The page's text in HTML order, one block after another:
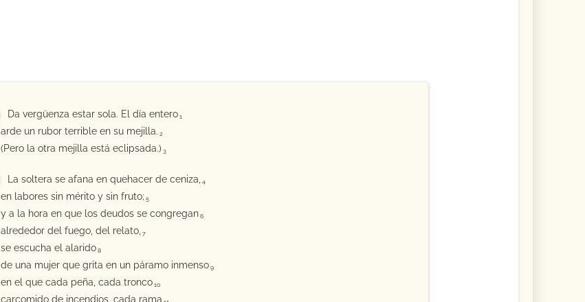
Da vergüenza estar sola. El día entero 1
arde un rubor terrible en su mejilla. 2
(Pero la otra mejilla está eclipsada.) 3
La soltera se afana en quehacer de ceniza, 4
en labores sin mérito y sin fruto; 5
y a la hora en que los deudos se congregan 6
alrededor del fuego, del relato, 7
se escucha el alarido 8
de una mujer que grita en un páramo inmenso 9
en el que cada peña, cada tronco 10
carcomido de incendios, cada rama